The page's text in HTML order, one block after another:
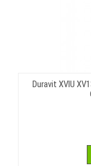
Duravit XVIU